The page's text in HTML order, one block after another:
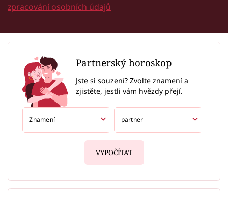
zpracování osobních údajů
Partnerský horoskop
Jste si souzení? Zvolte znamení a
zjistěte, jestli vám hvězdy přejí.
VYPOČÍTAT